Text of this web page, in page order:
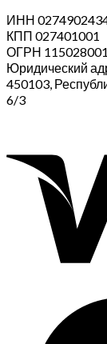
ИНН
КПП 027401001
ОГРН
Юридический
450103,
6/3